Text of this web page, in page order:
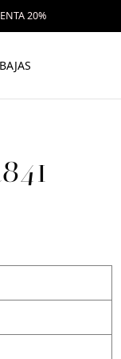
20%